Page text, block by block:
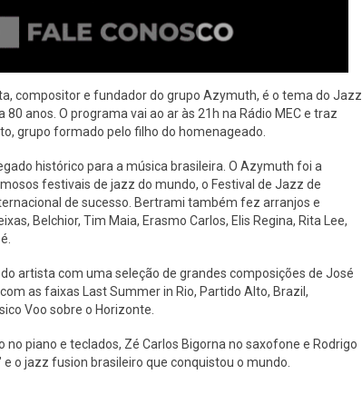
compositor e fundador do grupo Azymuth, é o tema do Jazz
anos. O programa vai ao ar às 21h na Rádio MEC e traz
grupo formado pelo filho do homenageado.
histórico para a música brasileira. O Azymuth foi a
festivais de jazz do mundo, o Festival de Jazz de
de sucesso. Bertrami também fez arranjos e
Belchior, Tim Maia, Erasmo Carlos, Elis Regina, Rita Lee,
artista com uma seleção de grandes composições de José
as faixas Last Summer in Rio, Partido Alto, Brazil,
Voo sobre o Horizonte.
piano e teclados, Zé Carlos Bigorna no saxofone e Rodrigo
o jazz fusion brasileiro que conquistou o mundo.